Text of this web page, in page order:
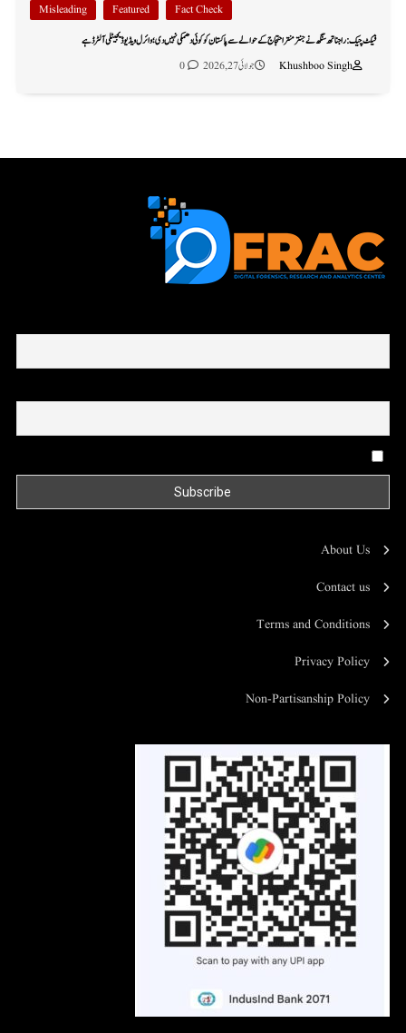
Fact Check
Featured
Misleading
فیکٹ چیک: راجناتھ سنگھ نے جنتر منتر احتجاج کے حوالے سے پاکستان کو کوئی دھمکی نہیں دی؛ وائرل ویڈیو ڈیجیٹلی آلٹرڈ ہے
Khushboo Singh
جولائی 27, 2026 0
About Us
Contact us
Terms and Conditions
Privacy Policy
Non-Partisanship Policy